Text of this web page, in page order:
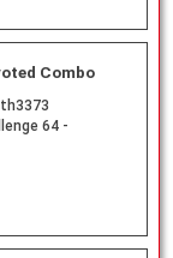
Combo
64 -